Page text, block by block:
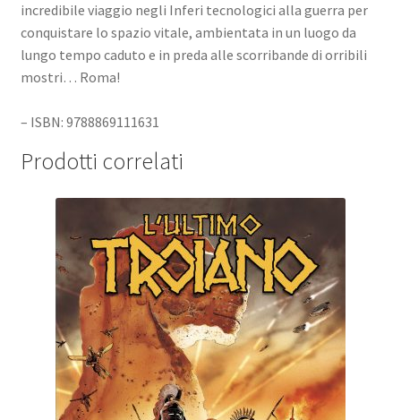
incredibile viaggio negli Inferi tecnologici alla guerra per
conquistare lo spazio vitale, ambientata in un luogo da
lungo tempo caduto e in preda alle scorribande di orribili
mostri… Roma!
– ISBN: 9788869111631
Prodotti correlati